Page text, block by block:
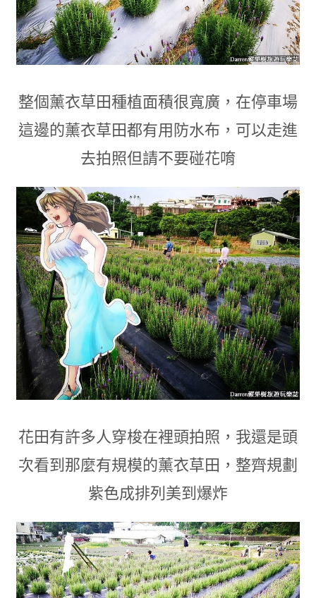
整個薰衣草田種植面積很寬廣 ， 在停車場
這邊的薰衣草田都有用防水布 ， 可以走進
去拍照但請不要碰花唷
花田有許多人穿梭在裡頭拍照 ， 我還是頭
次看到那麼有規模的薰衣草田 ， 整齊規劃
紫色成排列美到爆炸